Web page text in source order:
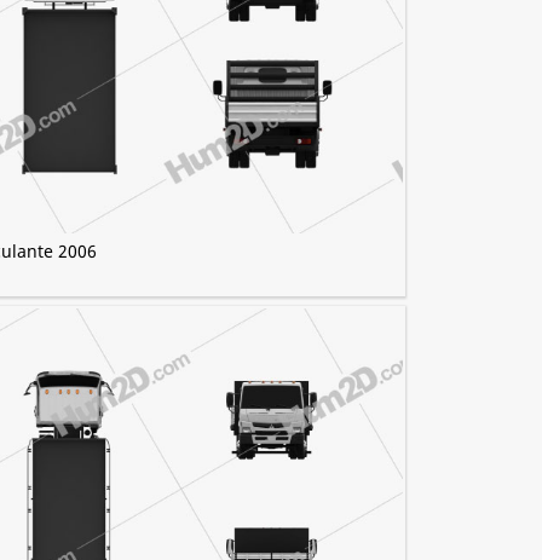
2006